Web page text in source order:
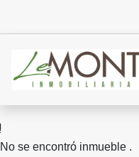
No se encontró inmueble .